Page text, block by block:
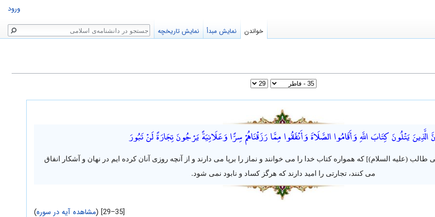
الَّذِينَ يَتْلُونَ كِتَابَ اللَّهِ وَأَقَامُوا الصَّلَاةَ وَأَنْفَقُوا مِمَّا رَزَقْنَاهُمْ سِرًّا وَعَلَانِيَةً يَرْجُونَ تِجَارَةً لَنْ تَبُورَ
(علیه السلام)] که همواره کتاب خدا را می خوانند و نماز را برپا می دارند و از آنچه روزی آنان کرده ایم در نهان و آشکار انفاق
می کنند، تجارتی را امید دارند که هرگز کساد و نابود نمی شود.
[35–29] ( مشاهده آیه در سوره)
ورود
خواندن نمایش مبدأ نمایش تاریخچه جستجو